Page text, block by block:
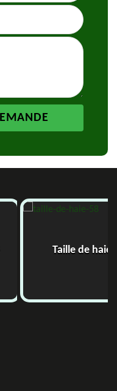
Taille de haie